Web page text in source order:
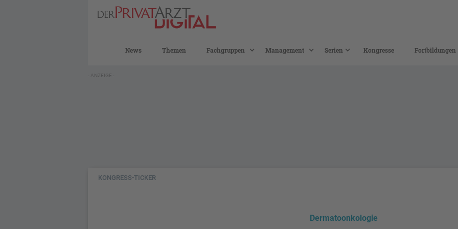
News Themen Fachgruppen Management Serien Kongresse Fortbildungen
- ANZEIGE -
KONGRESS-TICKER
Dermatoonkologie